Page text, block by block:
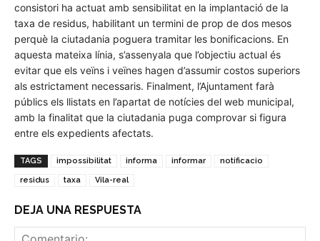
consistori ha actuat amb sensibilitat en la implantació de la
taxa de residus, habilitant un termini de prop de dos mesos
perquè la ciutadania poguera tramitar les bonificacions. En
aquesta mateixa línia, s’assenyala que l’objectiu actual és
evitar que els veïns i veïnes hagen d’assumir costos superiors
als estrictament necessaris. Finalment, l’Ajuntament farà
públics els llistats en l’apartat de notícies del web municipal,
amb la finalitat que la ciutadania puga comprovar si figura
entre els expedients afectats.
TAGS impossibilitat informa informar notificacio
residus taxa Vila-real
DEJA UNA RESPUESTA